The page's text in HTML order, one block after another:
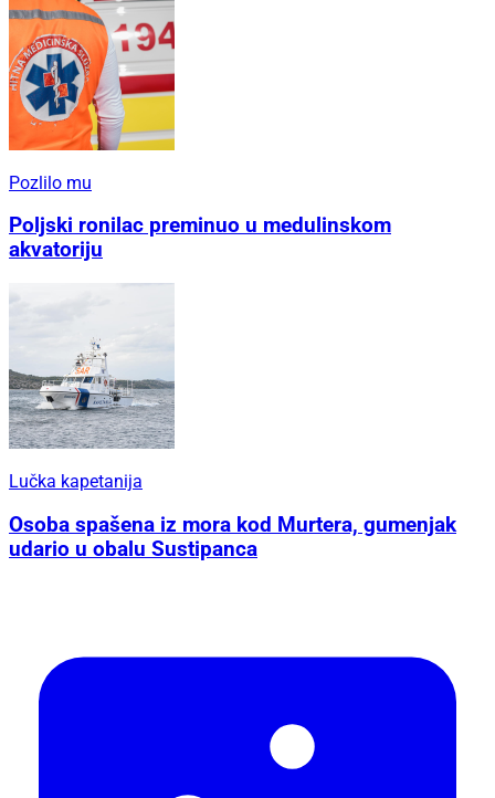
Pozlilo mu
Poljski ronilac preminuo u medulinskom
akvatoriju
Lučka kapetanija
Osoba spašena iz mora kod Murtera, gumenjak
udario u obalu Sustipanca